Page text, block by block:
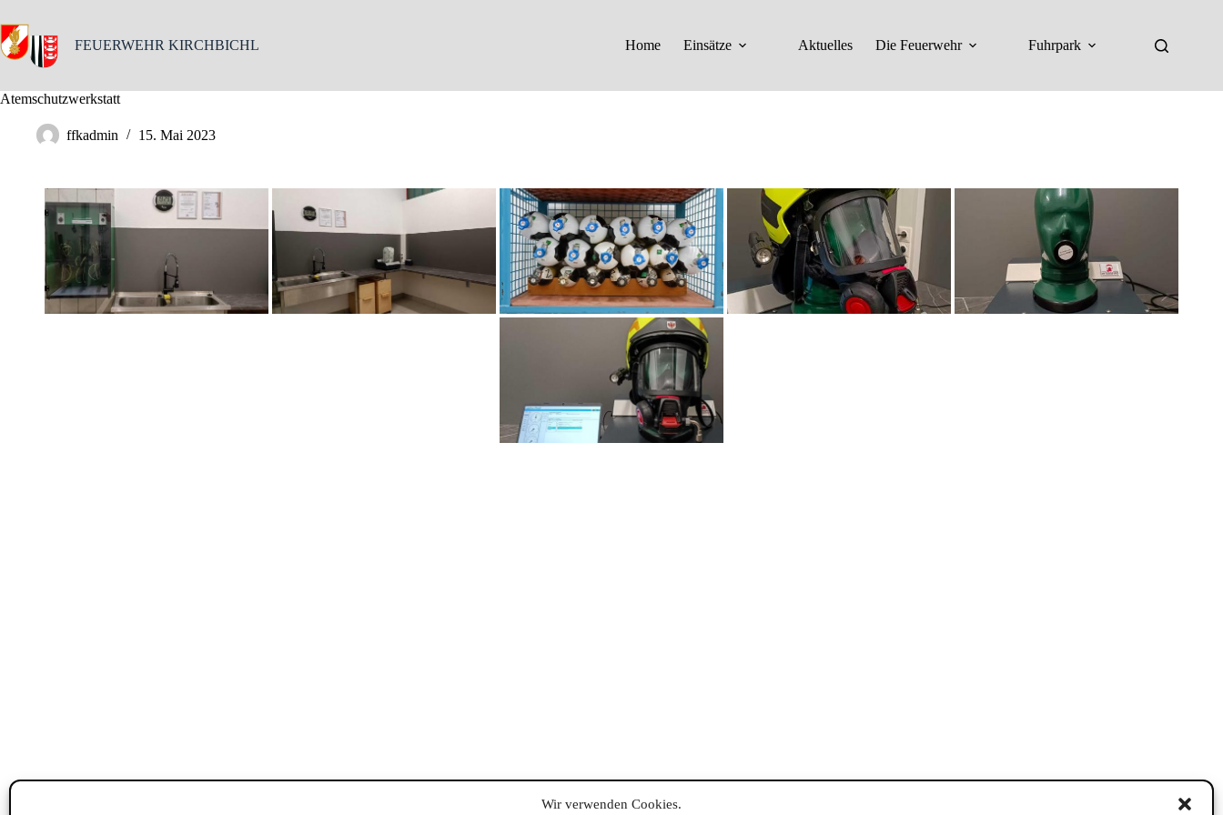
Wir verwenden Cookies.
to
content
FEUERWEHR KIRCHBICHL Home Einsätze Aktuelles Die Feuerwehr Fuhrpark
Atemschutzwerkstatt
ffkadmin 15. Mai 2023